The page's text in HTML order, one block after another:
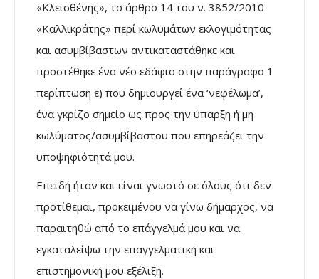
«Κλεισθένης», το άρθρο 14 του ν. 3852/2010
«Καλλικράτης» περί κωλυμάτων εκλογιμότητας
και ασυμβίβαστων αντικαταστάθηκε και
προστέθηκε ένα νέο εδάφιο στην παράγραφο 1
περίπτωση ε) που δημιουργεί ένα ‘νεφέλωμα’,
ένα γκρίζο σημείο ως προς την ύπαρξη ή μη
κωλύματος/ασυμβίβαστου που επηρεάζει την
υποψηφιότητά μου.
Επειδή ήταν και είναι γνωστό σε όλους ότι δεν
προτίθεμαι, προκειμένου να γίνω δήμαρχος, να
παραιτηθώ από το επάγγελμά μου και να
εγκαταλείψω την επαγγελματική και
επιστημονική μου εξέλιξη.